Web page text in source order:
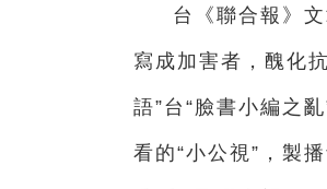
台《聯合報》
寫成加害者，醜化
語”台“臉書小編之
看的“小公視”，製